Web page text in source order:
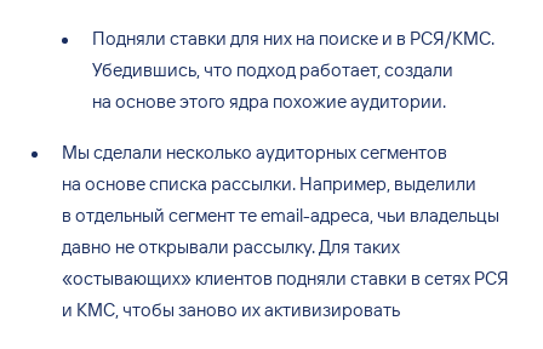
Подняли ставки для них на поиске и в РСЯ/КМС.
Убедившись, что подход работает, создали
на основе этого ядра похожие аудитории.
Мы сделали несколько аудиторных сегментов
на основе списка рассылки. Например, выделили
в отдельный сегмент те email-адреса, чьи владельцы
давно не открывали рассылку. Для таких
«остывающих» клиентов подняли ставки в сетях РСЯ
и КМС, чтобы заново их активизировать